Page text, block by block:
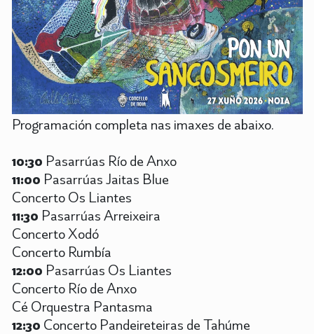
Programación completa nas imaxes de abaixo.
10:30 Pasarrúas Río de Anxo
11:00 Pasarrúas Jaitas Blue
Concerto Os Liantes
11:30 Pasarrúas Arreixeira
Concerto Xodó
Concerto Rumbía
12:00 Pasarrúas Os Liantes
Concerto Río de Anxo
Cé Orquestra Pantasma
12:30 Concerto Pandeireteiras de Tahúme